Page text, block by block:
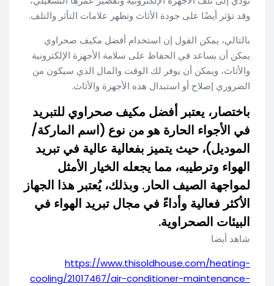
وقد تؤثر أيضًا على جودة الأثاث وتظهر علامات التأثر والتلف.
بالتالي، يمكن القول إن استخدام أفضل مكيف صحراوي
يمكن أن يساعد في الحفاظ على سلامة الأجهزة الإلكترونية
والأثاث، ويمكن أن يوفر لك الوقت والمال الذي سيكون من
الضروري إصلاح أو استبدال هذه الأجهزة والأثاث.
باختصار، يعتبر أفضل مكيف صحراوي للتبريد
في الأجواء الحارة هو من نوع (اسم الماركة/
الموديل)، حيث يتميز بفعالية عالية في تبريد
الهواء وترطيبه، مما يجعله الخيار الأمثل
لمواجهة الصيف الحار. وبذلك، يُعتبر هذا الجهاز
الأكثر فعالية وأداءً في مجال تبريد الهواء في
البيئات الصحراوية.
شاهد أيضا
https://www.thisoldhouse.com/heating-
cooling/21017467/air-conditioner-maintenance-